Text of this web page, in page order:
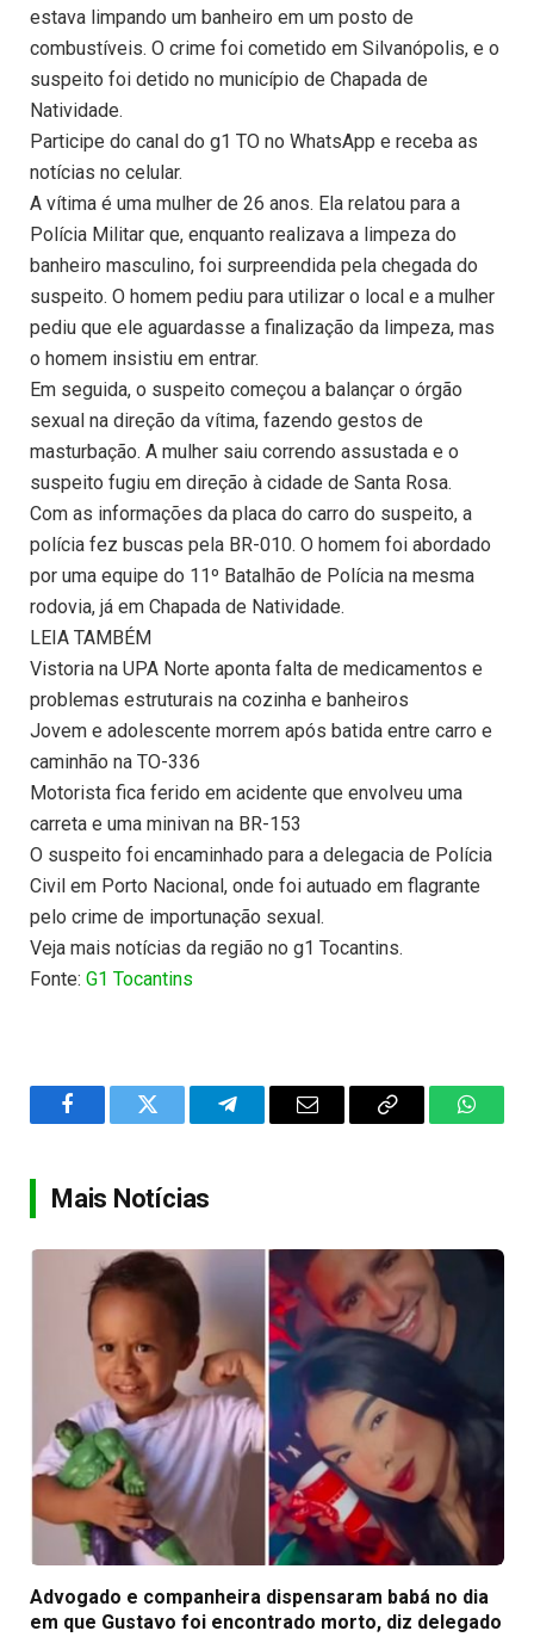
estava limpando um banheiro em um posto de
combustíveis. O crime foi cometido em Silvanópolis, e o
suspeito foi detido no município de Chapada de
Natividade.
Participe do canal do g1 TO no WhatsApp e receba as
notícias no celular.
A vítima é uma mulher de 26 anos. Ela relatou para a
Polícia Militar que, enquanto realizava a limpeza do
banheiro masculino, foi surpreendida pela chegada do
suspeito. O homem pediu para utilizar o local e a mulher
pediu que ele aguardasse a finalização da limpeza, mas
o homem insistiu em entrar.
Em seguida, o suspeito começou a balançar o órgão
sexual na direção da vítima, fazendo gestos de
masturbação. A mulher saiu correndo assustada e o
suspeito fugiu em direção à cidade de Santa Rosa.
Com as informações da placa do carro do suspeito, a
polícia fez buscas pela BR-010. O homem foi abordado
por uma equipe do 11º Batalhão de Polícia na mesma
rodovia, já em Chapada de Natividade.
LEIA TAMBÉM
Vistoria na UPA Norte aponta falta de medicamentos e
problemas estruturais na cozinha e banheiros
Jovem e adolescente morrem após batida entre carro e
caminhão na TO-336
Motorista fica ferido em acidente que envolveu uma
carreta e uma minivan na BR-153
O suspeito foi encaminhado para a delegacia de Polícia
Civil em Porto Nacional, onde foi autuado em flagrante
pelo crime de importunação sexual.
Veja mais notícias da região no g1 Tocantins.
Fonte: G1 Tocantins
FacebookTwitter TelegramEmail
Copy
Mais Notícias
Advogado e companheira dispensaram babá no dia
em que Gustavo foi encontrado morto, diz delegado